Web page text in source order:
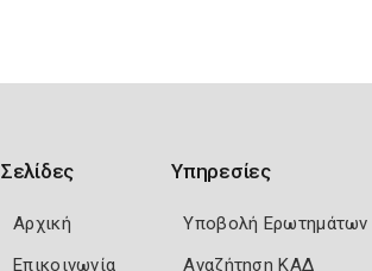
Σελίδες
Αρχική
Επικοινωνία
Υπηρεσίες
Υποβολή Ερωτημάτων
Αναζήτηση ΚΑΔ